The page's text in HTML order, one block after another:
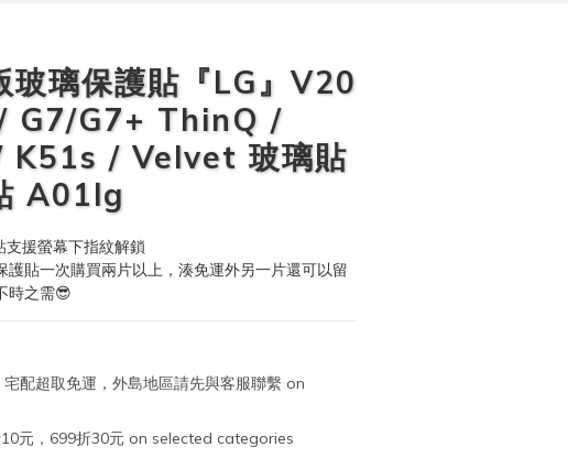
玻璃保護貼『LG』V20
G7/G7+ ThinQ /
K51s / Velvet 玻璃貼
A01lg
支援螢幕下指紋解鎖
護貼一次購買兩片以上，湊免運外另一片還可以留
時之需😎
配超取免運，外島地區請先與客服聯繫 on
元，699折30元 on selected categories